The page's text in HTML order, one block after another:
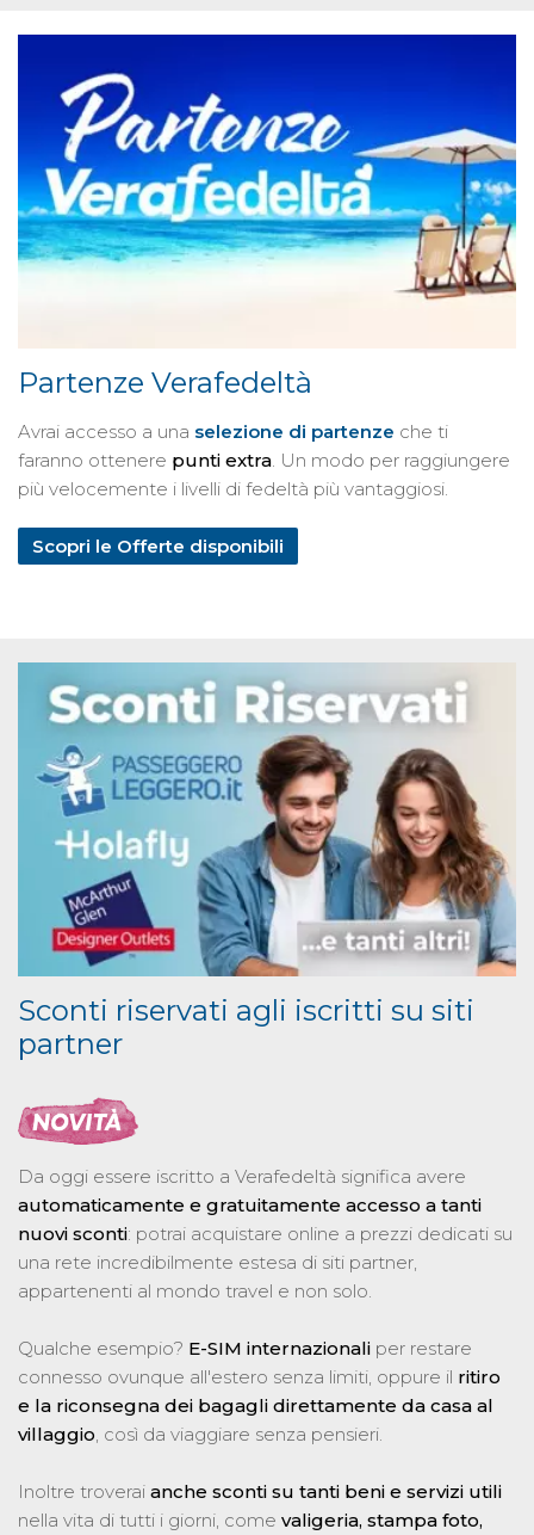
Partenze Verafedeltà
Avrai accesso a una selezione di partenze che ti
faranno ottenere punti extra. Un modo per raggiungere
più velocemente i livelli di fedeltà più vantaggiosi.
Scopri le Offerte disponibili
Sconti riservati agli iscritti su siti
partner
Da oggi essere iscritto a Verafedeltà significa avere
automaticamente e gratuitamente accesso a tanti
nuovi sconti: potrai acquistare online a prezzi dedicati su
una rete incredibilmente estesa di siti partner,
appartenenti al mondo travel e non solo.
Qualche esempio? E-SIM internazionali per restare
connesso ovunque all'estero senza limiti, oppure il ritiro
e la riconsegna dei bagagli direttamente da casa al
villaggio , così da viaggiare senza pensieri.
Inoltre troverai anche sconti su tanti beni e servizi utili
nella vita di tutti i giorni, come valigeria, stampa foto,